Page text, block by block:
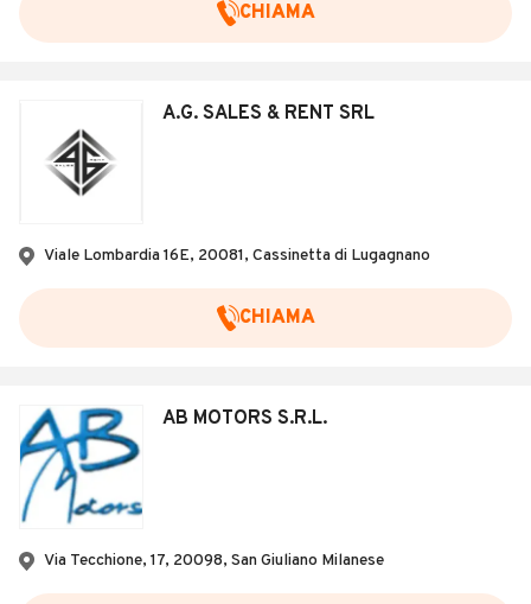
CHIAMA
A.G. SALES & RENT SRL
Viale Lombardia 16E, 20081, Cassinetta di Lugagnano
CHIAMA
AB MOTORS S.R.L.
Via Tecchione, 17, 20098, San Giuliano Milanese